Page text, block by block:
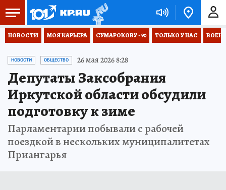
НОВОСТИ МОЯ КАРЬЕРА СУМАРОКОВУ - 90 ТОЛЬКО У НАС
НОВОСТИ ОБЩЕСТВО 26 мая 2026 8:28
Депутаты Заксобрания
Иркутской области обсудили
подготовку к зиме
Парламентарии побывали с рабочей
поездкой в нескольких муниципалитетах
Приангарья